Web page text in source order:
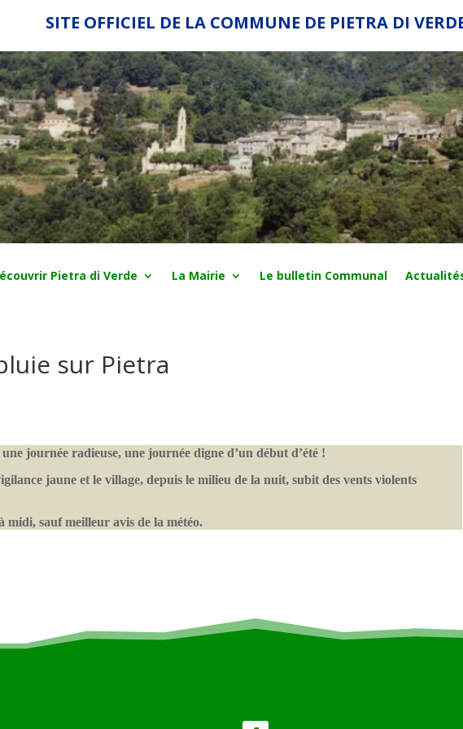
SITE OFFICIEL DE LA COMMUNE DE PIETRA DI
Pietra di Verde La Mairie Le bulletin Communal
sur Pietra
journée radieuse, une journée digne d’un début d’été !
jaune et le village, depuis le milieu de la nuit, subit des vents violents
midi, sauf meilleur avis de la météo.